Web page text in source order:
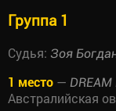
Группа 1
Судья: Зоя
1 место — DREAM
Австралийская